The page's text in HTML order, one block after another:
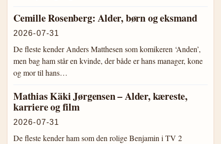
Cemille Rosenberg: Alder, børn og eksmand
2026-07-31
De fleste kender Anders Matthesen som komikeren ‘Anden’,
men bag ham står en kvinde, der både er hans manager, kone
og mor til hans…
Mathias Käki Jørgensen – Alder, kæreste,
karriere og film
2026-07-31
De fleste kender ham som den rolige Benjamin i TV 2